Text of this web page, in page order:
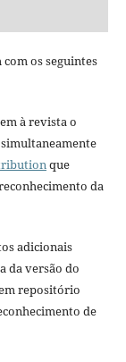
os seguintes
à revista o
que
da
adicionais
da versão do
repositório
de